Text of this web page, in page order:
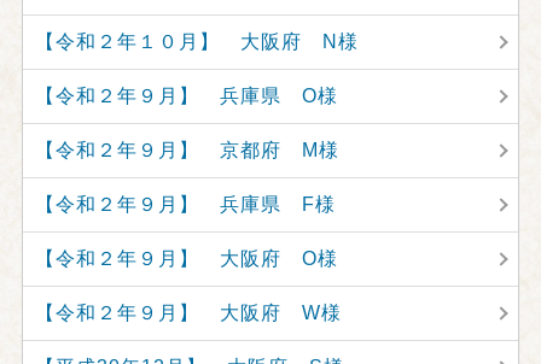
【令和２年１０月】 大阪府 N様
【令和２年９月】 兵庫県 O様
【令和２年９月】 京都府 M様
【令和２年９月】 兵庫県 F様
【令和２年９月】 大阪府 O様
【令和２年９月】 大阪府 W様